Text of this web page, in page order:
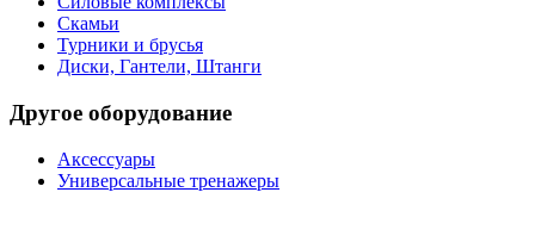
Скамьи
Турники и брусья
Диски, Гантели, Штанги
Другое оборудование
Аксессуары
Универсальные тренажеры